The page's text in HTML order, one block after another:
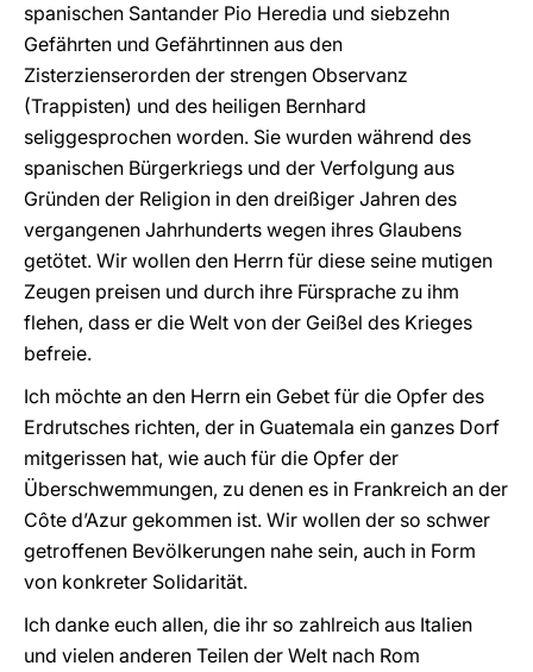
spanischen Santander Pio Heredia und siebzehn
Gefährten und Gefährtinnen aus den
Zisterzienserorden der strengen Observanz
(Trappisten) und des heiligen Bernhard
seliggesprochen worden. Sie wurden während des
spanischen Bürgerkriegs und der Verfolgung aus
Gründen der Religion in den dreißiger Jahren des
vergangenen Jahrhunderts wegen ihres Glaubens
getötet. Wir wollen den Herrn für diese seine mutigen
Zeugen preisen und durch ihre Fürsprache zu ihm
flehen, dass er die Welt von der Geißel des Krieges
befreie.
Ich möchte an den Herrn ein Gebet für die Opfer des
Erdrutsches richten, der in Guatemala ein ganzes Dorf
mitgerissen hat, wie auch für die Opfer der
Überschwemmungen, zu denen es in Frankreich an der
Côte d’Azur gekommen ist. Wir wollen der so schwer
getroffenen Bevölkerungen nahe sein, auch in Form
von konkreter Solidarität.
Ich danke euch allen, die ihr so zahlreich aus Italien
und vielen anderen Teilen der Welt nach Rom